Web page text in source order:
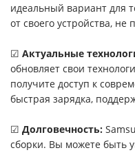
идеальный вариант для
от своего устройства, не
☑ Актуальные
обновляет свои
получите доступ к
быстрая зарядка,
☑ Долговечность:
сборки. Вы можете быть